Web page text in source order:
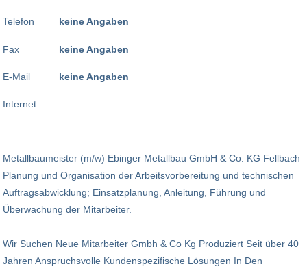
Telefon
Fax
E-Mail
Internet
keine Angaben
keine Angaben
keine Angaben
Metallbaumeister (m/w) Ebinger Metallbau GmbH & Co. KG Fellbach
Planung und Organisation der Arbeitsvorbereitung und technischen
Auftragsabwicklung; Einsatzplanung, Anleitung, Führung und
Überwachung der Mitarbeiter.
Wir Suchen Neue Mitarbeiter Gmbh & Co Kg Produziert Seit über 40
Jahren Anspruchsvolle Kundenspezifische Lösungen In Den